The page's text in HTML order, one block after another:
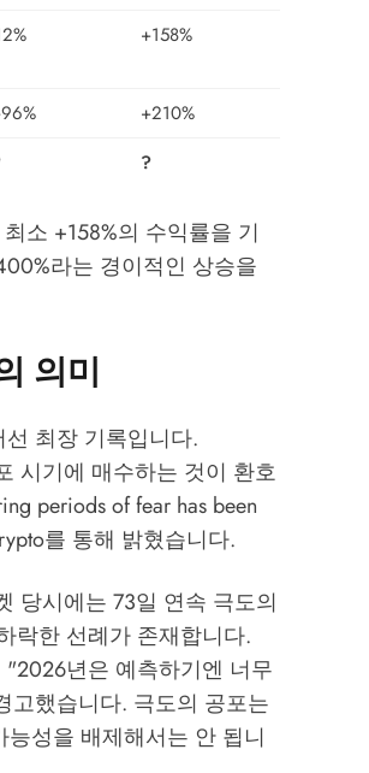
+158%
+210%
?
소 +158%의 수익률을 기
라는 경이적인 상승을
의미
최장 기록입니다.
시기에 매수하는 것이 환호
periods of fear has been
를 통해 밝혔습니다.
당시에는 73일 연속 극도의
락한 선례가 존재합니다.
"2026년은 예측하기엔 너무
고했습니다. 극도의 공포는
성을 배제해서는 안 됩니